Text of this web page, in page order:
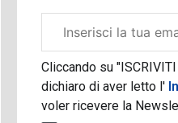
aziendale
Cliccando su
dichiaro di aver letto l'
voler ricevere la